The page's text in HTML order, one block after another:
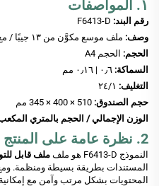
١. المواصفات
رقم البند: F6413-D
وصف: ملف موسع مكوَّن من ١٣ جيبًا / مع زر
الحجم: الحجم A4
السماكة: ٠٫٦ | ٠٫١٦ مم
التغليف: ١‏/٢٤
حجم الصندوق: 510 × 400 × 345 مم
الوزن الإجمالي / الحجم بالمتري
2. نظرة عامة على المنتج
النموذج F6413-D هو ملف ملف قابل للتوسيع
المستندات بطريقة بسيطة ومنظمة.
المحتويات بشكل مرتب وآمن مع